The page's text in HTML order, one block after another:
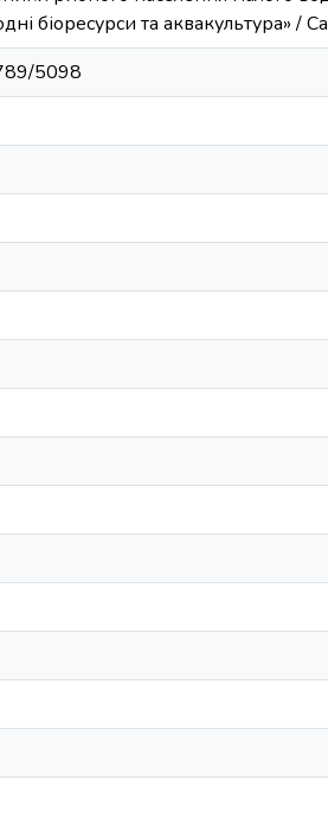
біоресурси та аквакультура» /
5098